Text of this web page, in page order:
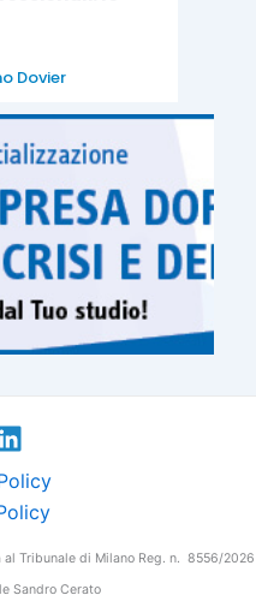
Dovier
al Tribunale di Milano Reg. n. 8556/2026
Sandro Cerato